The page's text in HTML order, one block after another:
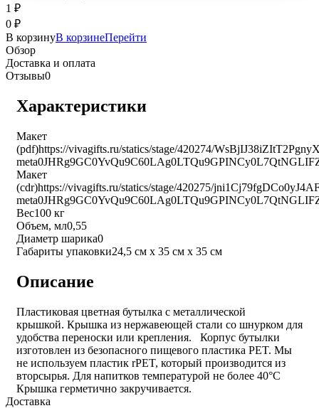
1 ₽
0 ₽
В корзинуВ корзинеПерейти
Обзор
Доставка и оплата
Отзывы0
Характеристики
Макет
(pdf)https://vivagifts.ru/statics/stage/420274/
Макет
(cdr)https://vivagifts.ru/statics/stage/420275/
Вес100 кг
Объем, мл0,55
Диаметр шарика0
Габариты упаковки24,5 см х 35 см х 35 см
Описание
Пластиковая цветная бутылка с металлической
крышкой. Крышка из нержавеющей стали со шнурком для
удобства переноски или крепления. Корпус бутылки
изготовлен из безопасного пищевого пластика PET. Мы
не используем пластик rPET, который производится из
вторсырья. Для напитков температурой не более 40°C
Крышка герметично закручивается.
Доставка